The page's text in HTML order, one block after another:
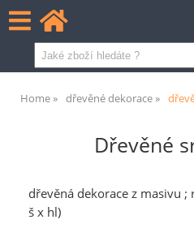
Home dřevěné dekorace
Dřevěné
dřevěná dekorace z masivu
š x hl)